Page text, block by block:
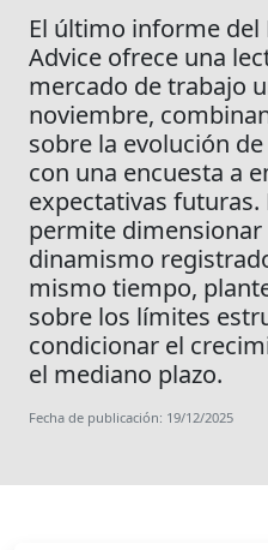
El último informe
Advice ofrece una
mercado de trabajo
noviembre,
sobre la evolución
con una encuesta a
expectativas futuras.
permite
dinamismo
mismo tiempo,
sobre los límites
condicionar el
el mediano plazo.
Fecha de publicación: 19/12/2025